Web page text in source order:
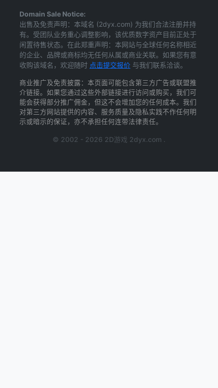
Domain Sale Notice:
出售及免责声明：本域名 (2dyx.com) 为我们合法注册并持
有。受团队业务重心调整影响，该优质数字资产目前正处于
闲置待售状态。在此郑重声明：本网站与全球任何名称相近
的企业、品牌或商标均无任何从属或商业关联。如果您有意
收购该域名，欢迎随时 点击提交报价 与我们联系洽谈。
商业推广及免责披露：本页面可能包含第三方广告或联盟推
介链接。如果您通过这些外部链接进行访问或购买，我们可
能会获得部分推广佣金，但这不会增加您的任何成本。我们
对第三方网站提供的内容、服务质量及隐私实践不作任何明
示或暗示的保证，亦不承担任何连带法律责任。
© 2002 - 2026 2D游戏 2dyx.com .